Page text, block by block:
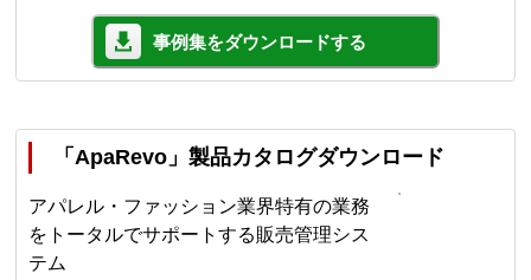
事例集をダウンロードする
「ApaRevo」製品カタログダウンロード
アパレル・ファッション業界特有の業務
をトータルでサポートする販売管理シス
テム